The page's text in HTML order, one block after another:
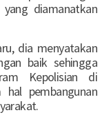
diamanatkan
dia menyatakan
baik sehingga
Kepolisian di
pembangunan